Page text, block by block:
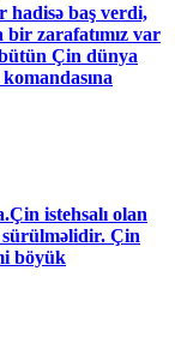
hadisə baş verdi,
bir zarafatımız var
Çin dünya
istehsalı olan
sürülməlidir. Çin
böyük